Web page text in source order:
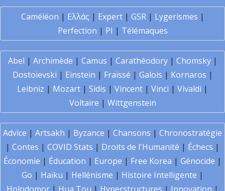
Caméléon | Ελλάς | Expert| GSR| Lygerismes |
Perfection | PI | Télémaques
Abel | Archimède | Camus | Carathéodory| Chomsky|
Dostoïevski | Einstein | Fraïssé | Galois | Kornaros |
Leibniz | Mozart | Sidis | Vincent | Vinci | Vivaldi |
Voltaire | Wittgenstein
Advice | Artsakh | Byzance | Chansons | Chronostratégie
| Contes | COVID Stats | Droits de l'Humanité | Échecs |
Économie | Éducation | Europe | Free Korea | Génocide |
Go | Haïku | Hellénisme | Histoire Intelligente |